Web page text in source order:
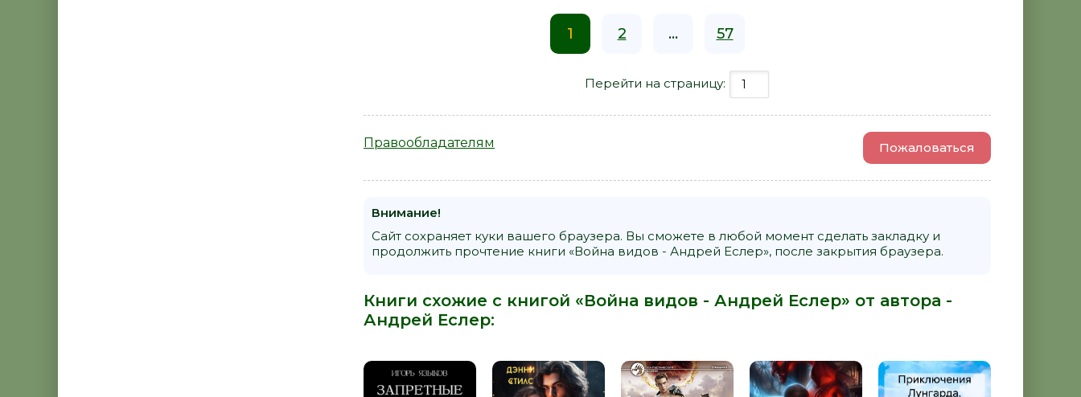
1 2 ... 57
Перейти на страницу:
Правообладателям Пожаловаться
Внимание!
Сайт сохраняет куки вашего браузера. Вы сможете в любой момент сделать закладку и
продолжить прочтение книги «Война видов - Андрей Еслер», после закрытия браузера.
Книги схожие с книгой «Война видов - Андрей Еслер» от автора -
Андрей Еслер: